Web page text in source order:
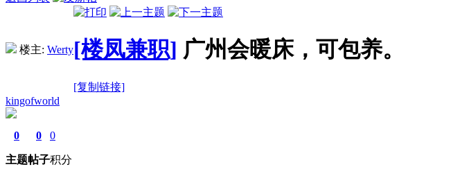
楼主: Werty[楼凤兼职] 广州会暖床，可包养。
[复制链接]
kingofworld
0
主题
0
帖子
0
积分